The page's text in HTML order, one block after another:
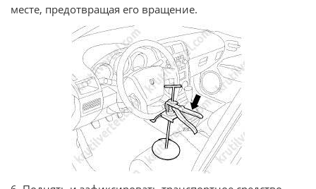
месте, предотвращая его вращение.